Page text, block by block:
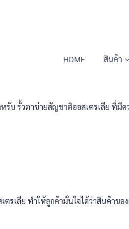
HOME สินค้า
รั้วตาข่ายสัญชาติออสเตรเลีย ที่มีค
เลีย ทำให้ลูกค้ามั่นใจได้ว่าสินค้าข